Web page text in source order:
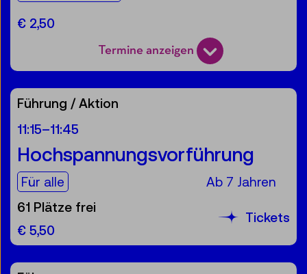
€ 2,50
Termine anzeigen
11:15–11:45
Hochspannungsvorführung
Für die Zielgruppe:
Für alle Ab 7 Jahren
Führung / Aktion
61 Plätze frei
€ 5,50
Tickets